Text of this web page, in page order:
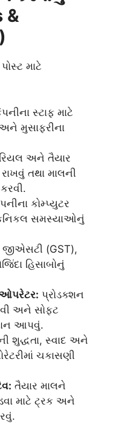
&
માટે
સ્ટાફ માટે
અને મુસાફરીના
અને તૈયાર
તથા માલની
કોમ્પ્યુટર
સમસ્યાઓનું
જીએસટી (GST),
હિસાબોનું
પ્રોડક્શન
અને સોફ્ટ
આપવું.
શુદ્ધતા, સ્વાદ અને
ચકાસણી
તૈયાર માલને
માટે ટ્રક અને